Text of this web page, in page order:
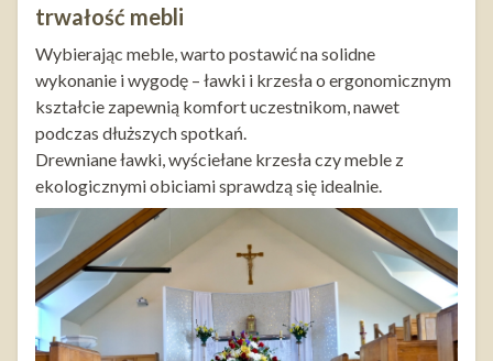
trwałość mebli
Wybierając meble, warto postawić na solidne
wykonanie i wygodę – ławki i krzesła o ergonomicznym
kształcie zapewnią komfort uczestnikom, nawet
podczas dłuższych spotkań.
Drewniane ławki, wyściełane krzesła czy meble z
ekologicznymi obiciami sprawdzą się idealnie.